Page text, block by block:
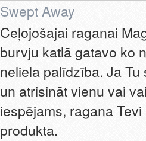
Swept Away
Ceļojošajai raganai
burvju katlā gatavo ko
neliela palīdzība. Ja
un atrisināt vienu vai
iespējams, ragana
produkta.